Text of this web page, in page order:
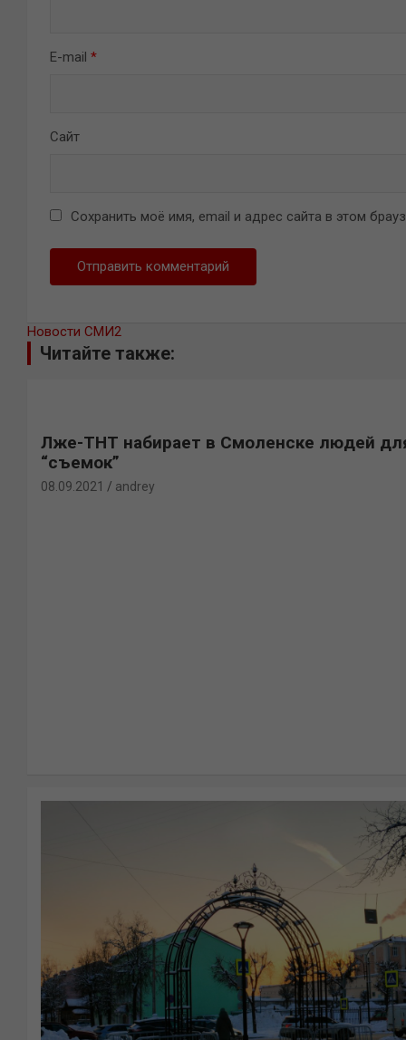
E-mail *
Сайт
Сохранить моё имя, email и адрес сайта в этом
Новости СМИ2
Читайте также:
Лже-ТНТ набирает в Смоленске людей
“съемок”
08.09.2021 andrey